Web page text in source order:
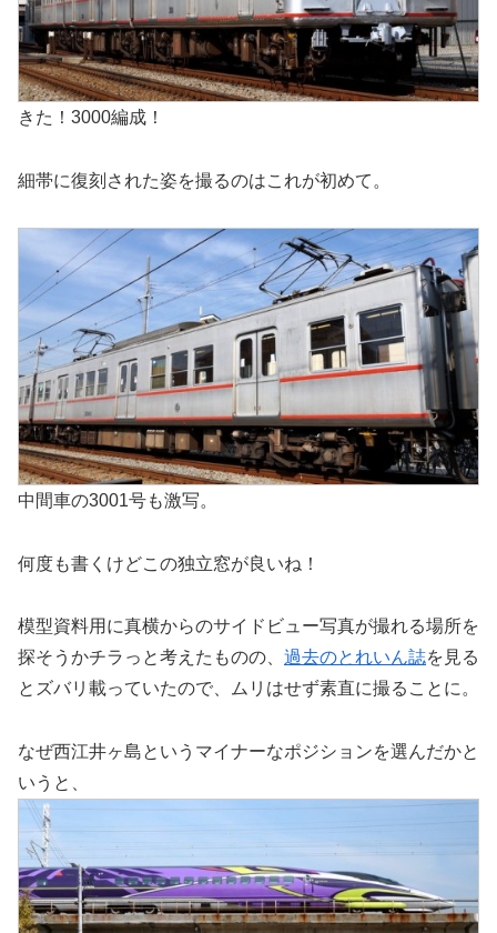
きた！3000編成！
細帯に復刻された姿を撮るのはこれが初めて。
中間車の3001号も激写。
何度も書くけどこの独立窓が良いね！
模型資料用に真横からのサイドビュー写真が撮れる場所を
探そうかチラっと考えたものの、 過去のとれいん誌を見る
とズバリ載っていたので、ムリはせず素直に撮ることに。
なぜ西江井ヶ島というマイナーなポジションを選んだかと
いうと、